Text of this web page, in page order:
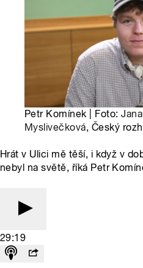
Petr Komínek | Foto:Jana
Myslivečková, Český
Hrát v Ulici mě těší, i když v
nebyl na světě, říká Petr
29:19